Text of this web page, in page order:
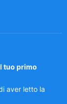
tuo primo
aver letto la